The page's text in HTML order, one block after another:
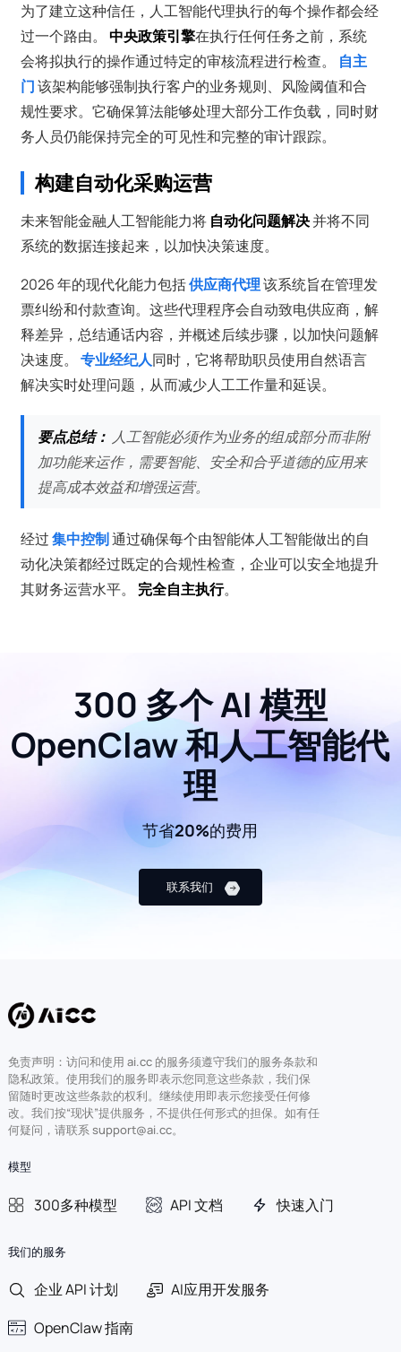
为了建立这种信任，人工智能代理执行的每个操作都会经
过一个路由。 中央政策引擎在执行任何任务之前，系统
会将拟执行的操作通过特定的审核流程进行检查。 自主
门该架构能够强制执行客户的业务规则、风险阈值和合
规性要求。它确保算法能够处理大部分工作负载，同时财
务人员仍能保持完全的可见性和完整的审计跟踪。
构建自动化采购运营
未来智能金融人工智能能力将 自动化问题解决并将不同
系统的数据连接起来，以加快决策速度。
2026 年的现代化能力包括供应商代理该系统旨在管理发
票纠纷和付款查询。这些代理程序会自动致电供应商，解
释差异，总结通话内容，并概述后续步骤，以加快问题解
决速度。 专业经纪人同时，它将帮助职员使用自然语言
解决实时处理问题，从而减少人工工作量和延误。
要点总结： 人工智能必须作为业务的组成部分而非附
加功能来运作，需要智能、安全和合乎道德的应用来
提高成本效益和增强运营。
经过集中控制通过确保每个由智能体人工智能做出的自
动化决策都经过既定的合规性检查，企业可以安全地提升
其财务运营水平。 完全自主执行。
300 多个 AI 模型
OpenClaw 和人工智能代
理
节省20%的费用
联系我们
免责声明：访问和使用 ai.cc 的服务须遵守我们的服务条款和
隐私政策。使用我们的服务即表示您同意这些条款，我们保
留随时更改这些条款的权利。继续使用即表示您接受任何修
改。我们按“现状”提供服务，不提供任何形式的担保。如有任
何疑问，请联系 support@ai.cc。
模型
300多种模型 API 文档 快速入门
我们的服务
企业 API 计划
AI应用开发服务
OpenClaw 指南